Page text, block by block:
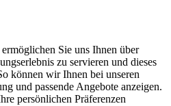
Sie uns Ihnen über
zu servieren und dieses
können wir Ihnen bei unseren
und passende Angebote anzeigen.
persönlichen Präferenzen